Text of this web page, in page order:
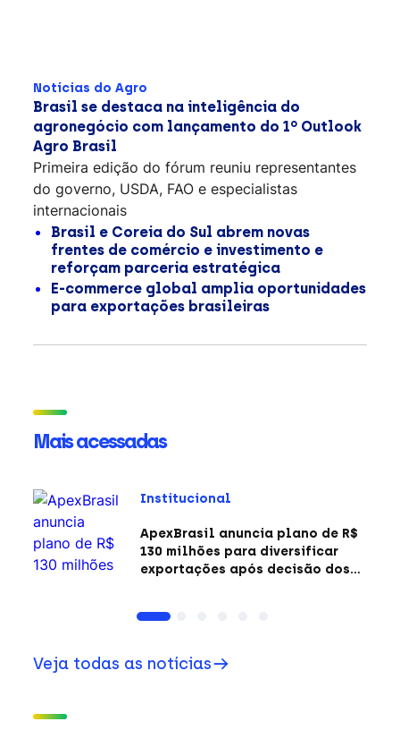
Notícias do Agro
Brasil se destaca na inteligência do
agronegócio com lançamento do 1º Outlook
Agro Brasil
Primeira edição do fórum reuniu representantes
do governo, USDA, FAO e especialistas
internacionais
Brasil e Coreia do Sul abrem novas
frentes de comércio e investimento e
reforçam parceria estratégica
E-commerce global amplia oportunidades
para exportações brasileiras
Mais acessadas
Institucional
ApexBrasil anuncia plano de R$
130 milhões para diversificar
exportações após decisão dos
Veja todas as notícias